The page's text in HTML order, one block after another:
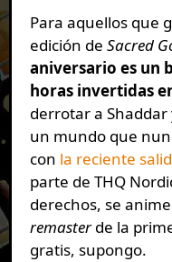
Para aquellos que
edición de Sacred
aniversario es un
horas invertidas
derrotar a
un mundo que
con la reciente
parte de THQ
derechos, se
remasterde la
gratis, supongo.